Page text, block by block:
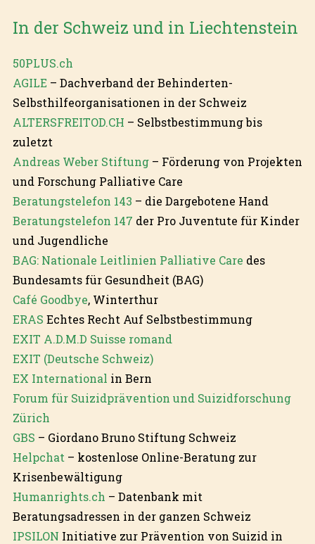
In der Schweiz und in Liechtenstein
50PLUS.ch
AGILE – Dachverband der Behinderten-
Selbsthilfeorganisationen in der Schweiz
ALTERSFREITOD.CH – Selbstbestimmung bis
zuletzt
Andreas Weber Stiftung– Förderung von Projekten
und Forschung Palliative Care
Beratungstelefon 143 – die Dargebotene Hand
Beratungstelefon 147 der Pro Juventute für Kinder
und Jugendliche
BAG: Nationale Leitlinien Palliative Care des
Bundesamts für Gesundheit (BAG)
Café Goodbye, Winterthur
ERAS Echtes Recht Auf Selbstbestimmung
EXIT A.D.M.D Suisse romand
EXIT (Deutsche Schweiz)
EX International in Bern
Forum für Suizidprävention und Suizidforschung
Zürich
GBS – Giordano Bruno Stiftung Schweiz
Helpchat – kostenlose Online-Beratung zur
Krisenbewältigung
Humanrights.ch – Datenbank mit
Beratungsadressen in der ganzen Schweiz
IPSILON Initiative zur Prävention von Suizid in